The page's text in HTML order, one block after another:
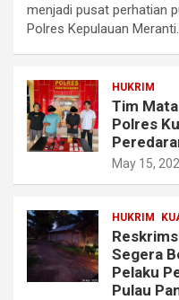
menjadi pusat perhatian
Polres Kepulauan
HUKRIM
Tim
Polres
May 15,
HUKRIM
Segera
Pelaku
Pulau